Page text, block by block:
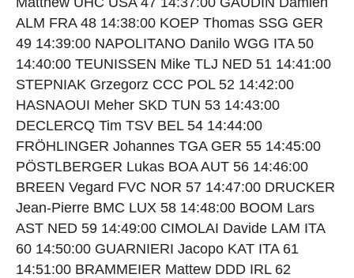
ALM FRA 48 14:38:00 KOEP Thomas SSG GER
49 14:39:00 NAPOLITANO Danilo WGG ITA 50
14:40:00 TEUNISSEN Mike TLJ NED 51 14:41:00
STEPNIAK Grzegorz CCC POL 52 14:42:00
HASNAOUI Meher SKD TUN 53 14:43:00
DECLERCQ Tim TSV BEL 54 14:44:00
FRÖHLINGER Johannes TGA GER 55 14:45:00
PÖSTLBERGER Lukas BOA AUT 56 14:46:00
BREEN Vegard FVC NOR 57 14:47:00 DRUCKER
Jean-Pierre BMC LUX 58 14:48:00 BOOM Lars
AST NED 59 14:49:00 CIMOLAI Davide LAM ITA
60 14:50:00 GUARNIERI Jacopo KAT ITA 61
14:51:00 BRAMMEIER Mattew DDD IRL 62